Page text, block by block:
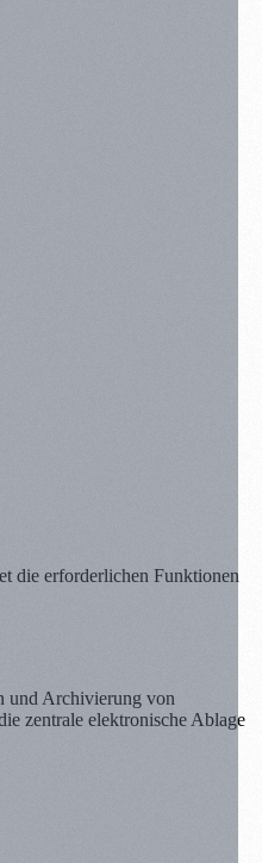
die erforderlichen Funktionen
und Archivierung von
zentrale elektronische Ablage